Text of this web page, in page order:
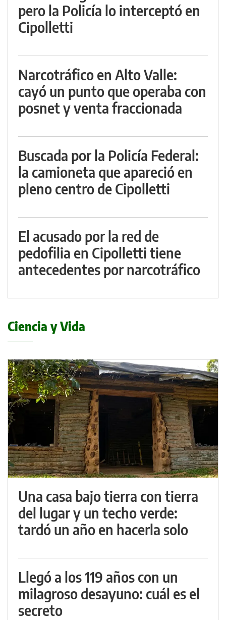
pero la Policía lo interceptó en
Cipolletti
Narcotráfico en Alto Valle:
cayó un punto que operaba con
posnet y venta fraccionada
Buscada por la Policía Federal:
la camioneta que apareció en
pleno centro de Cipolletti
El acusado por la red de
pedofilia en Cipolletti tiene
antecedentes por narcotráfico
Ciencia y Vida
Una casa bajo tierra con tierra
del lugar y un techo verde:
tardó un año en hacerla solo
Llegó a los 119 años con un
milagroso desayuno: cuál es el
secreto